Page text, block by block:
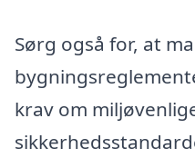
Sørg også for, at
krav om